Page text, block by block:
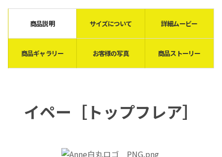
商品説明 サイズについて 詳細ムービー
商品ギャラリー お客様の写真 商品ストーリー
イペー［トップフレア］